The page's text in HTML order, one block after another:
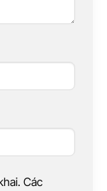
Các